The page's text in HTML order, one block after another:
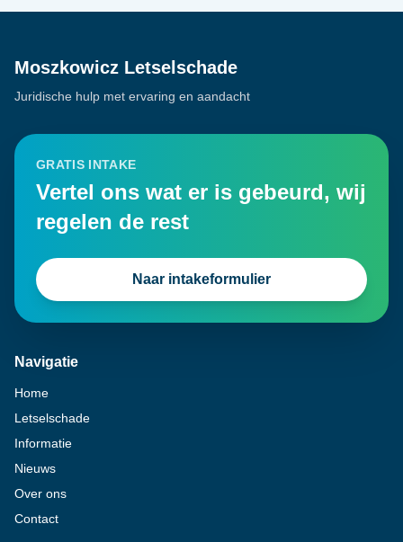
Moszkowicz Letselschade
Juridische hulp met ervaring en aandacht
GRATIS INTAKE
Vertel ons wat er is gebeurd, wij
regelen de rest
Naar intakeformulier
Navigatie
Home
Letselschade
Informatie
Nieuws
Over ons
Contact